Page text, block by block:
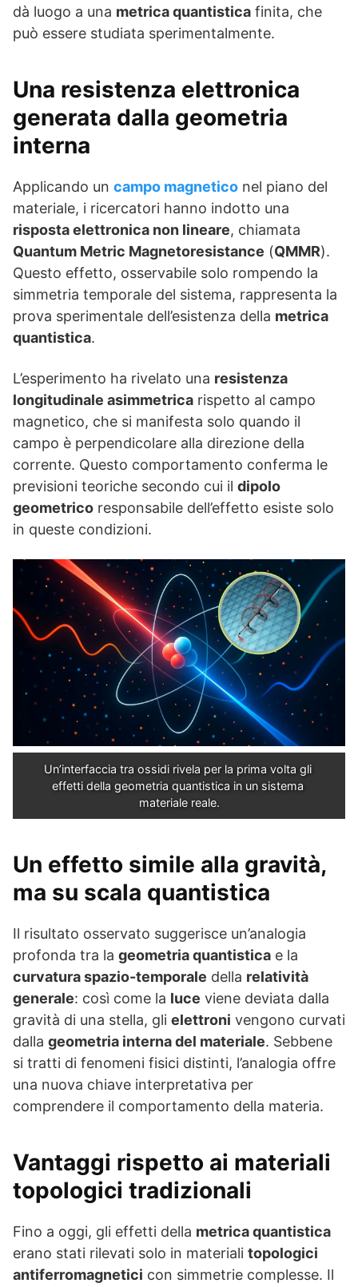
dà luogo a una metrica quantistica finita, che
può essere studiata sperimentalmente.
Una resistenza elettronica
generata dalla geometria
interna
Applicando un campo magnetico nel piano del
materiale, i ricercatori hanno indotto una
risposta elettronica non lineare, chiamata
Quantum Metric Magnetoresistance (QMMR).
Questo effetto, osservabile solo rompendo la
simmetria temporale del sistema, rappresenta la
prova sperimentale dell’esistenza della metrica
quantistica.
L’esperimento ha rivelato una resistenza
longitudinale asimmetrica rispetto al campo
magnetico, che si manifesta solo quando il
campo è perpendicolare alla direzione della
corrente. Questo comportamento conferma le
previsioni teoriche secondo cui il dipolo
geometrico responsabile dell’effetto esiste solo
in queste condizioni.
Un’interfaccia tra ossidi rivela per la prima volta gli
effetti della geometria quantistica in un sistema
materiale reale.
Un effetto simile alla gravità,
ma su scala quantistica
Il risultato osservato suggerisce un’analogia
profonda tra la geometria quantistica e la
curvatura spazio-temporale della relatività
generale: così come la luce viene deviata dalla
gravità di una stella, gli elettroni vengono curvati
dalla geometria interna del materiale. Sebbene
si tratti di fenomeni fisici distinti, l’analogia offre
una nuova chiave interpretativa per
comprendere il comportamento della materia.
Vantaggi rispetto ai materiali
topologici tradizionali
Fino a oggi, gli effetti della metrica quantistica
erano stati rilevati solo in materiali topologici
antiferromagnetici con simmetrie complesse. Il